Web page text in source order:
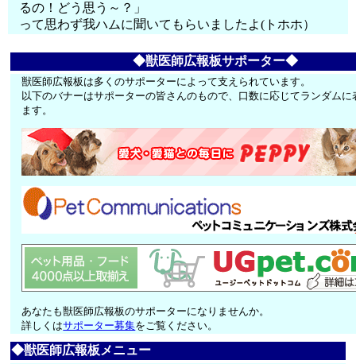
るの！どう思う～？」
って思わず我ハムに聞いてもらいましたよ(トホホ）
◆獣医師広報板サポーター◆
獣医師広報板は多くのサポーターによって支えられています。
以下のバナーはサポーターの皆さんのもので、口数に応じてランダムに
ます。
あなたも獣医師広報板のサポーターになりませんか。
詳しくはサポーター募集をご覧ください。
◆獣医師広報板メニュー